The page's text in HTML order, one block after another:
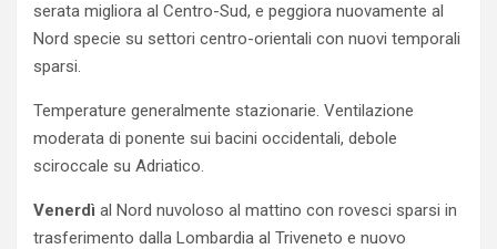
serata migliora al Centro-Sud, e peggiora nuovamente al
Nord specie su settori centro-orientali con nuovi temporali
sparsi.
Temperature generalmente stazionarie. Ventilazione
moderata di ponente sui bacini occidentali, debole
sciroccale su Adriatico.
Venerdì al Nord nuvoloso al mattino con rovesci sparsi in
trasferimento dalla Lombardia al Triveneto e nuovo